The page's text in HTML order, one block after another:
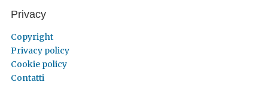
Privacy
Copyright
Privacy policy
Cookie policy
Contatti